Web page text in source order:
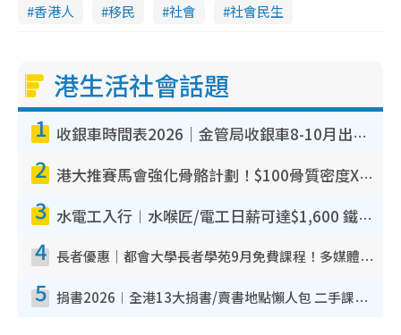
香港人 移民 社會 社會民生
港生活社會話題
1 收銀車時間表2026｜金管局收銀車8-10月出沒地點+時間！無須手續費！硬幣免費轉現鈔或增值至八達通
2 港大推賽馬會強化骨骼計劃！$100骨質密度X光檢查 完成免費運動訓練送超市禮券！附參加資格
3 水電工入行︱水喉匠/電工日薪可達$1,600 鐵飯碗職業難被AI取代！附薪酬參考＋入行考牌途徑
4 長者優惠｜都會大學長者學苑9月免費課程！多媒體/微電影創作/網絡安全 附報名方法教學
5 捐書2026︱全港13大捐書/賣書地點懶人包 二手課本最高$150＋舊書換免費咖啡/戲票